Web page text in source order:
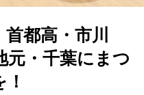
都高・市川
元・千葉にまつ